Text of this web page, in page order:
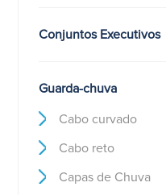
Conjuntos Executivos
Guarda-chuva
Cabo curvado
Cabo reto
Capas de Chuva